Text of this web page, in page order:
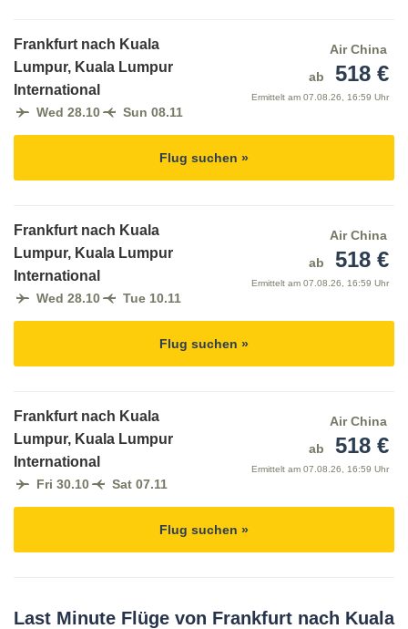
Frankfurt nach Kuala
Lumpur, Kuala Lumpur
International
Wed 28.10 Sun 08.11
Air China
ab
518 €
Ermittelt am 07.08.26, 16:59 Uhr
Flug suchen »
Frankfurt nach Kuala
Lumpur, Kuala Lumpur
International
Wed 28.10 Tue 10.11
Air China
ab
518 €
Ermittelt am 07.08.26, 16:59 Uhr
Flug suchen »
Frankfurt nach Kuala
Lumpur, Kuala Lumpur
International
Fri 30.10 Sat 07.11
Air China
ab
518 €
Ermittelt am 07.08.26, 16:59 Uhr
Flug suchen »
Last Minute Flüge von Frankfurt nach Kuala